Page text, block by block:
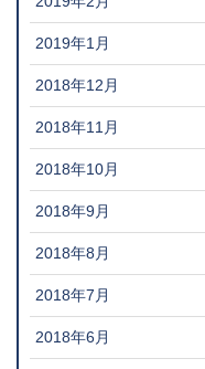
2019年1月
2018年12月
2018年11月
2018年10月
2018年9月
2018年8月
2018年7月
2018年6月